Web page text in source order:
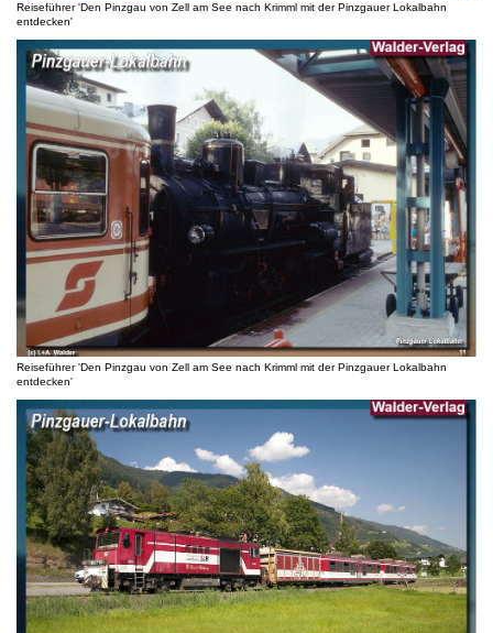
Reiseführer 'Den Pinzgau von Zell am See nach Krimml mit der Pinzgauer Lokalbahn
entdecken'
Reiseführer 'Den Pinzgau von Zell am See nach Krimml mit der Pinzgauer Lokalbahn
entdecken'